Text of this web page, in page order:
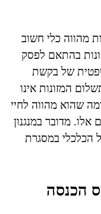
מהווה כלי חשוב
בהתאם לפסק
של בקשת
המזונות אינו
שהוא מהווה לחיי
אלו. מדובר במנגנון
הכלכלי במסגרת
הכנסה